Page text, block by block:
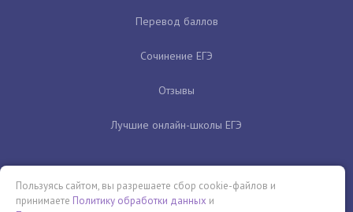
Перевод баллов
Сочинение ЕГЭ
Отзывы
Лучшие онлайн-школы ЕГЭ
Пользуясь сайтом, вы разрешаете сбор cookie-файлов и
принимаете Политику обработки данных и